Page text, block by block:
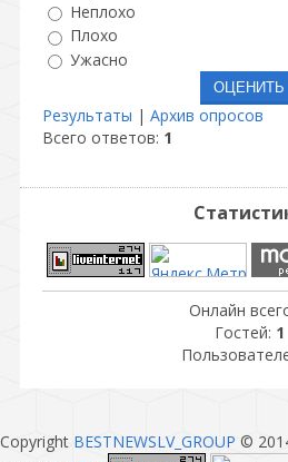
Неплохо
Плохо
Ужасно
Результаты | Архив опросов
Всего ответов: 1
Онлайн
Гостей: 1
Copyright BESTNEWSLV_GROUP ©